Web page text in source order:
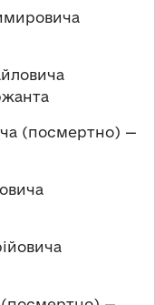
(посмертно) —